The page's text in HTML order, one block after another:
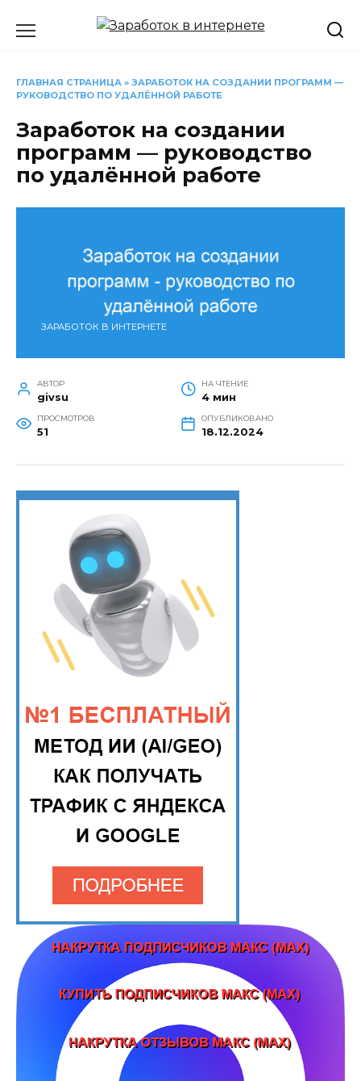
ГЛАВНАЯ СТРАНИЦА » ЗАРАБОТОК НА СОЗДАНИИ ПРОГРАММ —
РУКОВОДСТВО ПО УДАЛЁННОЙ РАБОТЕ
Заработок на создании
программ — руководство
по удалённой работе
ЗАРАБОТОК В ИНТЕРНЕТЕ
АВТОР
givsu
НА ЧТЕНИЕ
4 мин
ПРОСМОТРОВ
51
ОПУБЛИКОВАНО
18.12.2024